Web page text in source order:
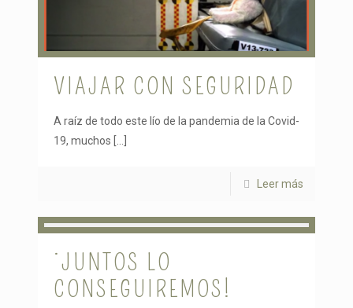
VIAJAR CON SEGURIDAD
A raíz de todo este lío de la pandemia de la Covid-
19, muchos […]
Leer más
¡JUNTOS LO
CONSEGUIREMOS!